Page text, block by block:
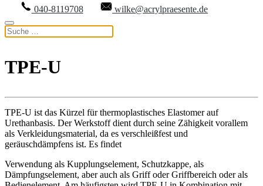
040-8119708 wilke@acrylpraesente.de
TPE-U
TPE-U ist das Kürzel für thermoplastisches Elastomer auf
Urethanbasis. Der Werkstoff dient durch seine Zähigkeit vorallem
als Verkleidungsmaterial, da es verschleißfest und
geräuschdämpfens ist. Es findet
Verwendung als Kupplungselement, Schutzkappe, als
Dämpfungselement, aber auch als Griff oder Griffbereich oder als